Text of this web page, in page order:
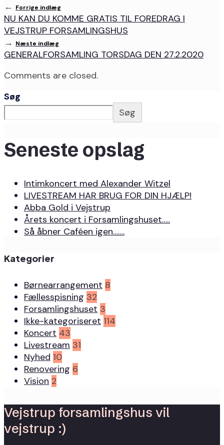
← Forrige indlæg
NU KAN DU KOMME GRATIS TIL FOREDRAG I
VEJSTRUP FORSAMLINGSHUS
→ Næste indlæg
GENERALFORSAMLING TORSDAG DEN 27.2.2020
Comments are closed.
Søg
Søg
Seneste opslag
Intimkoncert med Alexander Witzel
LIVESTREAM HAR BRUG FOR DIN HJÆLP!
Abba Gold i Vejstrup
Årets koncert i Forsamlingshuset…..
Så åbner Caféen igen…….
Kategorier
Børnearrangement 8
Fællesspisning 32
Forsamlingshuset 3
Ikke-kategoriseret 114
Koncert 43
Livestream 31
Nyhed 10
Renovering 6
Vision 2
Vejstrup forsamlingshus vil
vejstrup :)